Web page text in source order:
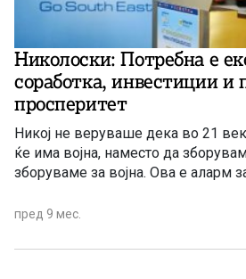
Николоски: Потребна е
соработка, инвестиции и
просперитет
Никој не веруваше дека во 21
ќе има војна, наместо да
зборуваме за војна. Ова е аларм
пред 9 мес.